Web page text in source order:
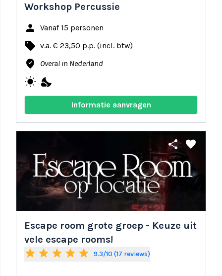
Workshop Percussie
person Vanaf 15 personen
local_offer v.a. € 23,50 p.p. (incl. btw)
where_to_vote Overal in Nederland
wb_sunny nights_stay
Informatie aanvragen
share favorite
Escape room grote groep - Keuze uit
vele escape rooms!
star star star star star 9.3/10 (17 reviews)